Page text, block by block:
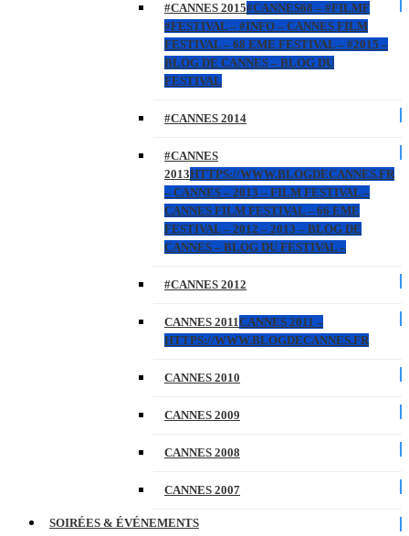
#CANNES 2015#CANNES68 – #FILMF
#FESTIVAL – #INFO – CANNES FILM
FESTIVAL – 68 EME FESTIVAL – #2015 –
BLOG DE CANNES – BLOG DU
FESTIVAL
#CANNES 2014
#CANNES
2013HTTPS://WWW.BLOGDECANNES.FR
– CANNES – 2013 – FILM FESTIVAL –
CANNES FILM FESTIVAL – 66 EME
FESTIVAL – 2012 – 2013 – BLOG DE
CANNES – BLOG DU FESTIVAL –
#CANNES 2012
CANNES 2011CANNES 2011 –
HTTPS://WWW.BLOGDECANNES.FR
CANNES 2010
CANNES 2009
CANNES 2008
CANNES 2007
SOIRÉES & ÉVÉNEMENTS